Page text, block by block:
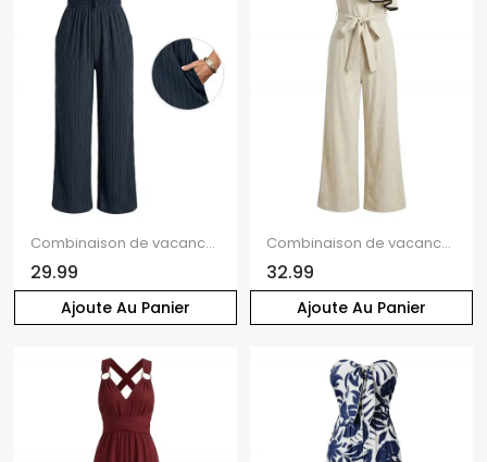
Ajoute Au Panier
Combinaison de vacances unie texturée, à volants smockés, poche nouée, épaules dénudées et jambes larges.
29.99
Ajoute Au Panier
Combinaison de vacances à jambes larges, volants superposés, col asymétrique et ceinture
32.99